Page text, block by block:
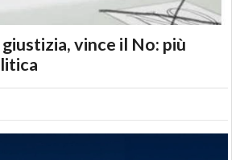
vince il No: più